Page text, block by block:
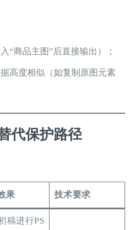
“商品主图”后直接输出）；
高度相似（如复制原图元素
代保护路径​
果​ ​技术要求​
稿进行PS